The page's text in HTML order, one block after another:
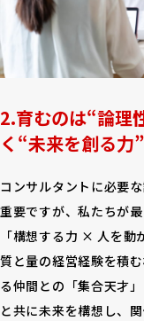
育むのは“論理
く“未来を創る力”
コンサルタントに必要
重要ですが、私たちが
「構想する力 × 人を動
質と量の経営経験を積
る仲間との「集合天才
と共に未来を構想し、